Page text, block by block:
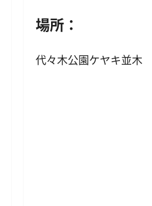
場所：
代々木公園ケヤキ並木